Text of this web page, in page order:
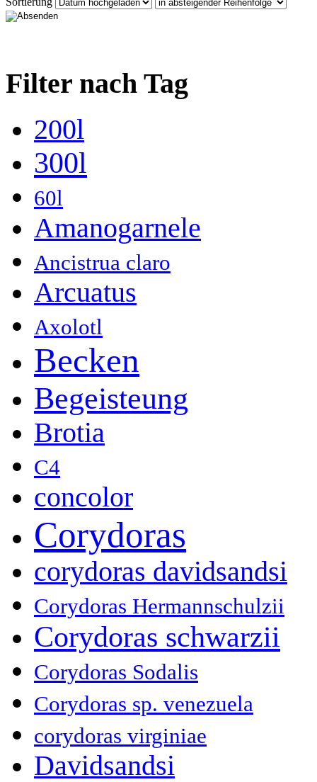
Filter nach Tag
200l
300l
60l
Amanogarnele
Ancistrua claro
Arcuatus
Axolotl
Becken
Begeisteung
Brotia
C4
concolor
Corydoras
corydoras davidsandsi
Corydoras Hermannschulzii
Corydoras schwarzii
Corydoras Sodalis
Corydoras sp. venezuela
corydoras virginiae
Davidsandsi